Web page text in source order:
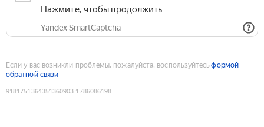
Нажмите, чтобы продолжить
Yandex SmartCaptcha
Если у вас возникли проблемы, пожалуйста, воспользуйтесьформой
обратной связи
9181751364351360903:1786086198